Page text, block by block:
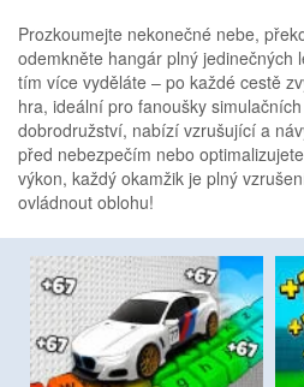
Prozkoumejte nekonečné nebe,
odemkněte hangár plný jedinečných
tím více vyděláte – po každé cestě
hra, ideální pro fanoušky
dobrodružství, nabízí vzrušující a
před nebezpečím nebo
výkon, každý okamžik je plný
ovládnout oblohu!